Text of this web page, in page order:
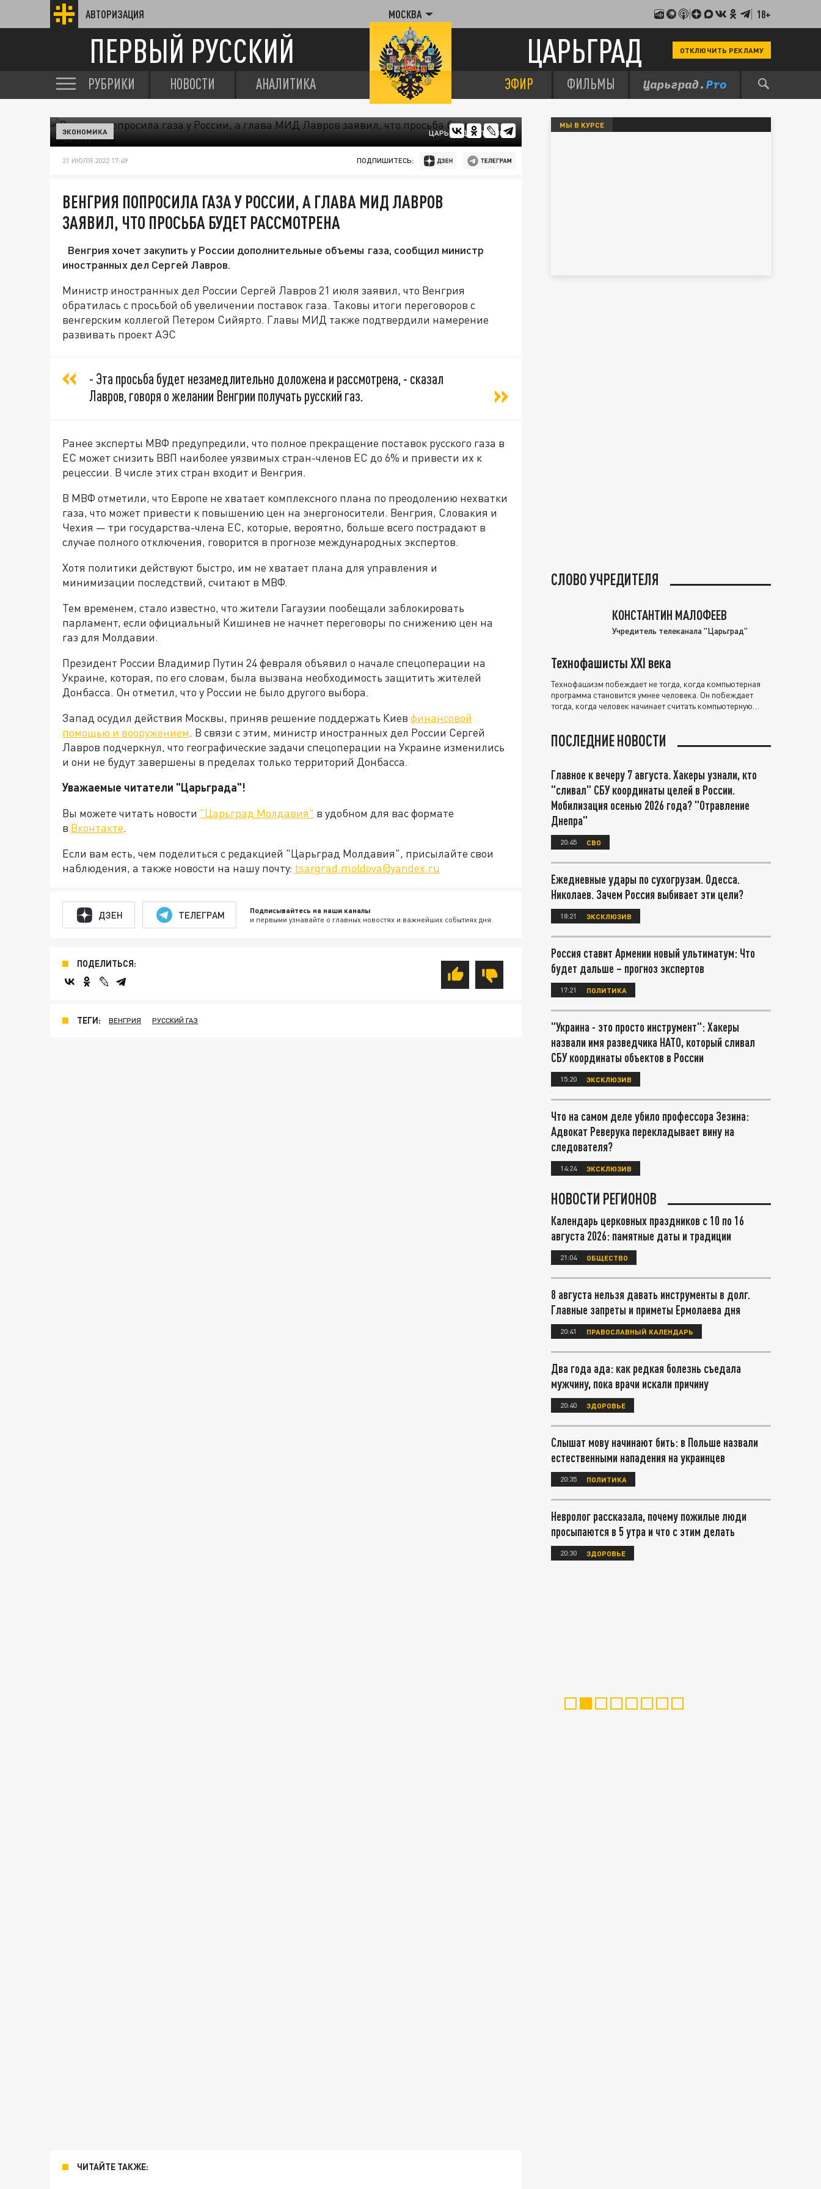
АВТОРИЗАЦИЯ МОСКВА 18+
ПЕРВЫЙ РУССКИЙ ЦАРЬГРАД ОТКЛЮЧИТЬ РЕКЛАМУ
РУБРИКИ НОВОСТИ АНАЛИТИКА ЭФИР ФИЛЬМЫ
ЦАРЬГРАД МОЛДАВИЯ
ЭКОНОМИКА
21 ИЮЛЯ 2022 17:49 ПОДПИШИТЕСЬ:
ВЕНГРИЯ ПОПРОСИЛА ГАЗА У РОССИИ, А ГЛАВА МИД ЛАВРОВ
ЗАЯВИЛ, ЧТО ПРОСЬБА БУДЕТ РАССМОТРЕНА
Венгрия хочет закупить у России дополнительные объемы газа, сообщил министр
иностранных дел Сергей Лавров.
Министр иностранных дел России Сергей Лавров 21 июля заявил, что Венгрия
обратилась с просьбой об увеличении поставок газа. Таковы итоги переговоров с
венгерским коллегой Петером Сийярто. Главы МИД также подтвердили намерение
развивать проект АЭС
- Эта просьба будет незамедлительно доложена и рассмотрена, - сказал
Лавров, говоря о желании Венгрии получать русский газ.
Ранее эксперты МВФ предупредили, что полное прекращение поставок русского газа в
ЕС может снизить ВВП наиболее уязвимых стран-членов ЕС до 6% и привести их к
рецессии. В числе этих стран входит и Венгрия.
В МВФ отметили, что Европе не хватает комплексного плана по преодолению нехватки
газа, что может привести к повышению цен на энергоносители. Венгрия, Словакия и
Чехия — три государства-члена ЕС, которые, вероятно, больше всего пострадают в
случае полного отключения, говорится в прогнозе международных экспертов.
Хотя политики действуют быстро, им не хватает плана для управления и
минимизации последствий, считают в МВФ.
Тем временем, стало известно, что жители Гагаузии пообещали заблокировать
парламент, если официальный Кишинев не начнет переговоры по снижению цен на
газ для Молдавии.
Президент России Владимир Путин 24 февраля объявил о начале спецоперации на
Украине, которая, по его словам, была вызвана необходимость защитить жителей
Донбасса. Он отметил, что у России не было другого выбора.
Запад осудил действия Москвы, приняв решение поддержать Киев финансовой
помощью и вооружением. В связи с этим, министр иностранных дел России Сергей
Лавров подчеркнул, что географические задачи спецоперации на Украине изменились
и они не будут завершены в пределах только территорий Донбасса.
Уважаемые читатели "Царьграда"!
Вы можете читать новости "Царьград Молдавия" в удобном для вас формате
в Вконтакте.
Если вам есть, чем поделиться с редакцией "Царьград Молдавия", присылайте свои
наблюдения, а также новости на нашу почту: tsargrad.moldova@yandex.ru
ДЗЕН ТЕЛЕГРАМ Подписывайтесь на наши каналы
и первыми узнавайте о главных новостях и важнейших событиях дня.
ПОДЕЛИТЬСЯ:
ТЕГИ: ВЕНГРИЯ РУССКИЙ ГАЗ
ЧИТАЙТЕ ТАКЖЕ:
МЫ В КУРСЕ
СЛОВО УЧРЕДИТЕЛЯ
КОНСТАНТИН МАЛОФЕЕВ
Учредитель телеканала "Царьград"
Технофашисты XXI века
Технофашизм побеждает не тогда, когда компьютерная
программа становится умнее человека. Он побеждает
тогда, когда человек начинает считать компьютерную
ПОСЛЕДНИЕ НОВОСТИ
Главное к вечеру 7 августа. Хакеры узнали, кто
"сливал" СБУ координаты целей в России.
Мобилизация осенью 2026 года? "Отравление
Днепра"
20:45 СВО
Ежедневные удары по сухогрузам. Одесса.
Николаев. Зачем Россия выбивает эти цели?
18:21 ЭКСКЛЮЗИВ
Россия ставит Армении новый ультиматум: Что
будет дальше – прогноз экспертов
17:21 ПОЛИТИКА
"Украина - это просто инструмент": Хакеры
назвали имя разведчика НАТО, который сливал
СБУ координаты объектов в России
15:20 ЭКСКЛЮЗИВ
Что на самом деле убило профессора Зезина:
Адвокат Реверука перекладывает вину на
следователя?
14:24 ЭКСКЛЮЗИВ
НОВОСТИ РЕГИОНОВ
Календарь церковных праздников с 10 по 16
августа 2026: памятные даты и традиции
21:04 ОБЩЕСТВО
8 августа нельзя давать инструменты в долг.
Главные запреты и приметы Ермолаева дня
20:41 ПРАВОСЛАВНЫЙ КАЛЕНДАРЬ
Два года ада: как редкая болезнь съедала
мужчину, пока врачи искали причину
20:40 ЗДОРОВЬЕ
Слышат мову начинают бить: в Польше назвали
естественными нападения на украинцев
20:35 ПОЛИТИКА
Невролог рассказала, почему пожилые люди
просыпаются в 5 утра и что с этим делать
20:30 ЗДОРОВЬЕ